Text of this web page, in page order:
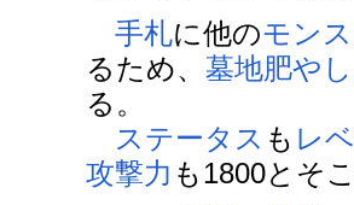
手札に他のモン
るため、墓地肥やし
る。
ステータス も レ
攻撃力 も1800とそ